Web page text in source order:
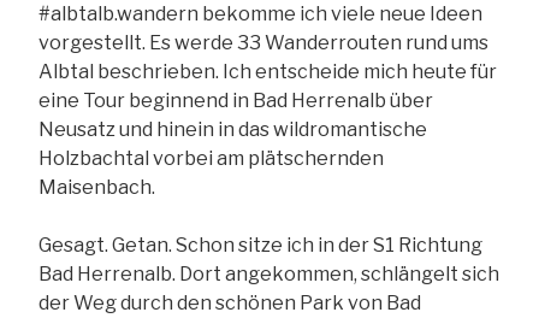
#albtalb.wandern bekomme ich viele neue Ideen
vorgestellt. Es werde 33 Wanderrouten rund ums
Albtal beschrieben. Ich entscheide mich heute für
eine Tour beginnend in Bad Herrenalb über
Neusatz und hinein in das wildromantische
Holzbachtal vorbei am plätschernden
Maisenbach.
Gesagt. Getan. Schon sitze ich in der S1 Richtung
Bad Herrenalb. Dort angekommen, schlängelt sich
der Weg durch den schönen Park von Bad